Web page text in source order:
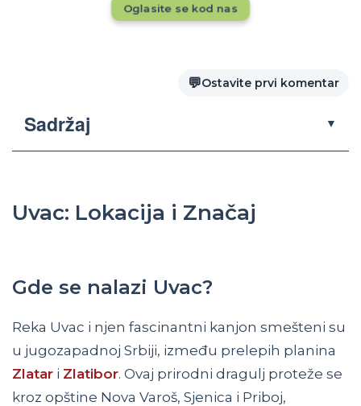
Oglasite se kod nas
💬Ostavite prvi komentar
Sadržaj ▼
Uvac: Lokacija i Značaj
Gde se nalazi Uvac?
Reka Uvac i njen fascinantni kanjon smešteni su
u jugozapadnoj Srbiji, između prelepih planina
Zlatar i Zlatibor. Ovaj prirodni dragulj proteže se
kroz opštine Nova Varoš, Sjenica i Priboj,